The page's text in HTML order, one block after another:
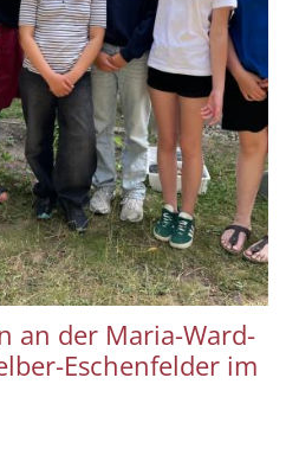
an der Maria-Ward-
Eschenfelder im